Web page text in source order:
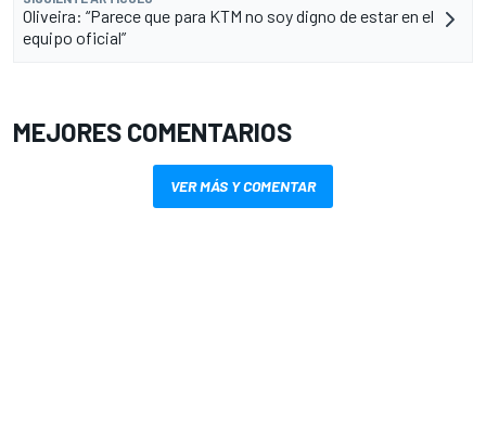
Oliveira: “Parece que para KTM no soy digno de estar en el
equipo oficial”
MEJORES COMENTARIOS
VER MÁS Y COMENTAR